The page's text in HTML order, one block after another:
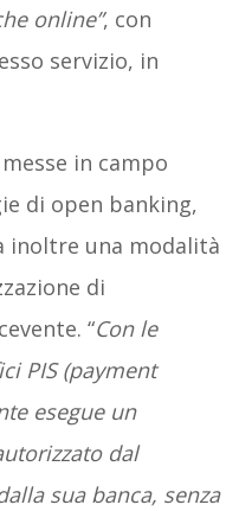
online”, con
servizio, in
in campo
di open banking,
inoltre una modalità
di
“Con le
PIS (payment
esegue un
dal
sua banca, senza